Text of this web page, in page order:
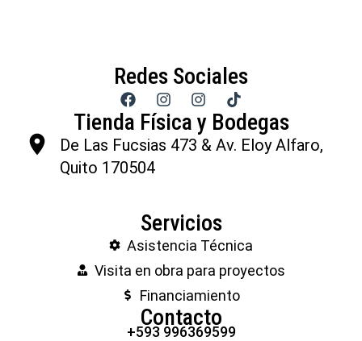
Redes Sociales
Tienda Física y Bodegas
De Las Fucsias 473 & Av. Eloy Alfaro,
Quito 170504
Servicios
Asistencia Técnica
Visita en obra para proyectos
Financiamiento
Contacto
+593 996369599